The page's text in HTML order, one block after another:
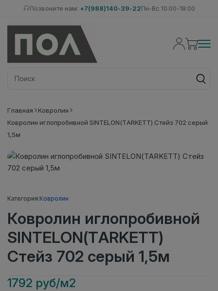
Позвоните нам: +7(988)140-39-22Пн-Вс 10:00-18:00
Главная
Ковролин
Ковролин иглопробивной SINTELON(TARKETT) Стейз 702 серый
1,5м
Категория:Ковролин
Ковролин иглопробивной
SINTELON(TARKETT)
Стейз 702 серый 1,5м
1792 руб/м2